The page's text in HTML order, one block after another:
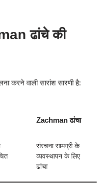
ढांचे की
करने वाली सारांश सारणी है:
Zachman ढांचा
संरचना सामग्री के
व्यवस्थापन के लिए
ढांचा